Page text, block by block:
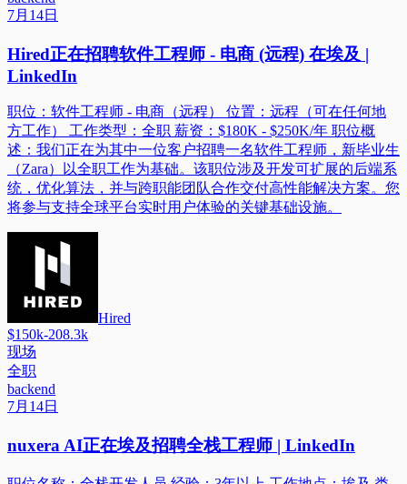
7月14日
Hired正在招聘软件工程师 - 电商 (远程) 在埃及 |
LinkedIn
职位：软件工程师 - 电商（远程） 位置：远程（可在任何地
方工作） 工作类型：全职 薪资：$180K - $250K/年 职位概
述：我们正在为其中一位客户招聘一名软件工程师，新毕业生
（Zara）以全职工作为基础。该职位涉及开发可扩展的后端系
统，优化算法，并与跨职能团队合作交付高性能解决方案。您
将参与支持全球平台实时用户体验的关键基础设施。
Hired
$150k-208.3k
现场
全职
backend
7月14日
nuxera AI正在埃及招聘全栈工程师 | LinkedIn